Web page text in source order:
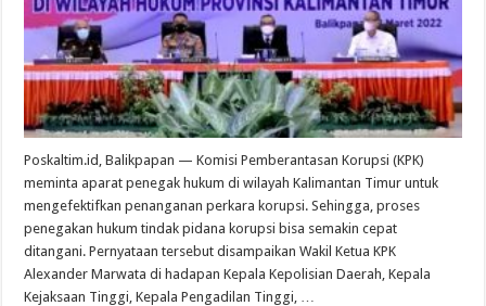
Poskaltim.id, Balikpapan — Komisi Pemberantasan Korupsi (KPK)
meminta aparat penegak hukum di wilayah Kalimantan Timur untuk
mengefektifkan penanganan perkara korupsi. Sehingga, proses
penegakan hukum tindak pidana korupsi bisa semakin cepat
ditangani. Pernyataan tersebut disampaikan Wakil Ketua KPK
Alexander Marwata di hadapan Kepala Kepolisian Daerah, Kepala
Kejaksaan Tinggi, Kepala Pengadilan Tinggi, …